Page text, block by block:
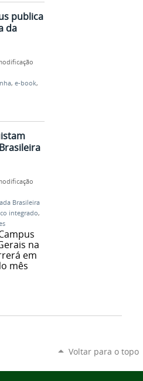
publica
da
, e-book,
Brasileira
integrado,
na
em
mês
Voltar para o topo